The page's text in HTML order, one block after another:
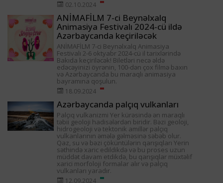
02.10.2024
ANİMAFİLM 7-ci Beynəlxalq
Animasiya Festivalı 2024-cü ildə
Azərbaycanda keçiriləcək
ANİMAFİLM 7-ci Beynəlxalq Animasiya
Festivalı 2-6 oktyabr 2024-cü il tarixlərində
Bakıda keçiriləcək! Biletləri necə əldə
edəcəyinizi öyrənin, 100-dən çox filmə baxın
və Azərbaycanda bu maraqlı animasiya
bayramına qoşulun.
18.09.2024
Azərbaycanda palçıq vulkanları
Palçıq vulkanizmi Yer kürəsində ən maraqlı
təbii geoloji hadisələrdən biridir. Bəzi geoloji,
hidrogeoloji və tektonik amillər palçıq
vulkanlarının əmələ gəlməsinə səbəb olur.
Qaz, su və bəzi çöküntülərin qarışıqları Yerin
səthində xaric edildikdə və bu proses uzun
müddət davam etdikdə, bu qarışıqlar müxtəlif
xarici morfoloji formalar alır və palçıq
vulkanları yaradır.
12.09.2024